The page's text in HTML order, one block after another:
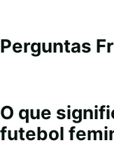
Perguntas
O que
futebol